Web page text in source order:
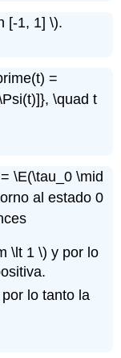
[-1, 1] \).
=
\quad t
\E(\tau_0 \mid
al estado 0
\lt 1 \) y por lo
lo tanto la